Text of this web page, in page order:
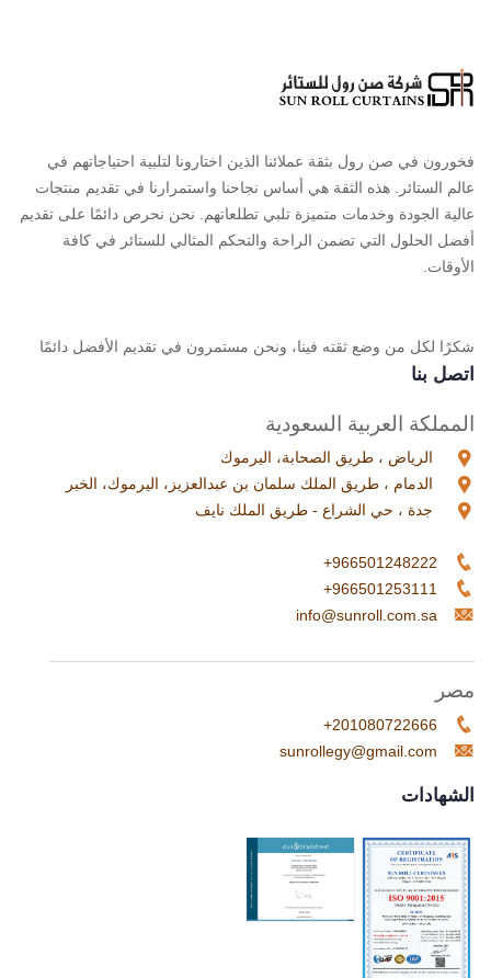
فخورون في صن رول بثقة عملائنا الذين اختارونا لتلبية احتياجاتهم في
أفضل الحلول التي تضمن الراحة والتحكم المثالي للستائر في كافة
الأوقات.
شكرًا لكل من وضع ثقته فينا، ونحن مستمرون في تقديم الأفضل دائمًا
المملكة العربية السعودية
الرياض ، طريق الصحابة، اليرموك
جدة ، حي الشراع - طريق الملك نايف
966501248222+
966501253111+
مصر
الشهادات
تابعنا